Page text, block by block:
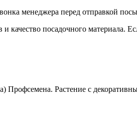
менеджера перед отправкой
и качество посадочного
Профсемена. Растение с